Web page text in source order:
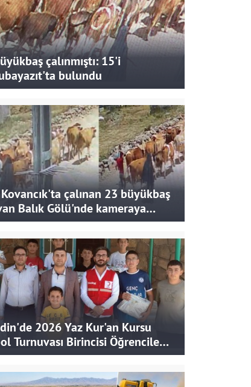
çalınmıştı: 15'i
bulundu
Kovancık'ta çalınan 23 büyükbaş
Balık Gölü'nde kameraya
2026 Yaz Kur'an Kursu
Turnuvası Birincisi Öğrencilere